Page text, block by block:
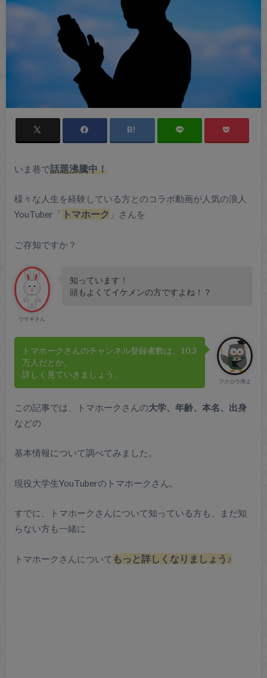
いま巷で話題沸騰中！
様々な人生を経験している方とのコラボ動画が人気の浪人
YouTuber「 トマホーク 」さんを
ご存知ですか？
ウサギさん
知っています！
頭もよくてイケメンの方ですよね！？
フクロウ博士
トマホークさんのチャンネル登録者数は、10.3
万人だとか。
詳しく見ていきましょう。
この記事では、トマホークさんの大学、年齢、本名、出身
などの
基本情報について調べてみました。
現役大学生YouTuberのトマホークさん。
すでに、トマホークさんについて知っている方も、まだ知
らない方も一緒に
トマホークさんについて もっと詳しくなりましょう♪